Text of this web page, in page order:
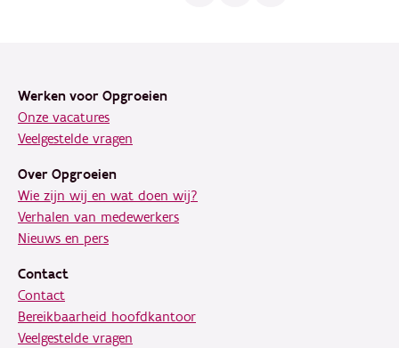
Werken voor Opgroeien
Onze vacatures
Veelgestelde vragen
Over Opgroeien
Wie zijn wij en wat doen wij?
Verhalen van medewerkers
Nieuws en pers
Contact
Contact
Bereikbaarheid hoofdkantoor
Veelgestelde vragen